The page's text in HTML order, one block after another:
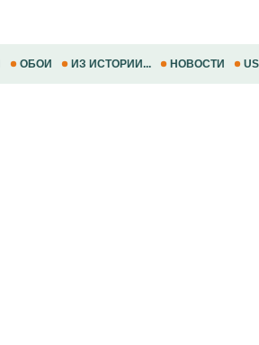
ОБОИ ИЗ ИСТОРИИ... НОВОСТИ